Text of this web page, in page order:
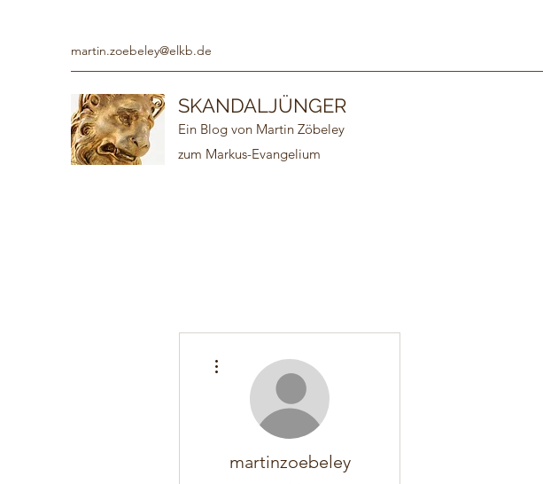
martin.zoebeley@elkb.de
SKANDALJÜNGER
Ein Blog von Martin Zöbeley
zum Markus-Evangelium
martinzoebeley